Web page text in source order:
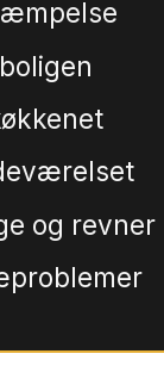
og revner